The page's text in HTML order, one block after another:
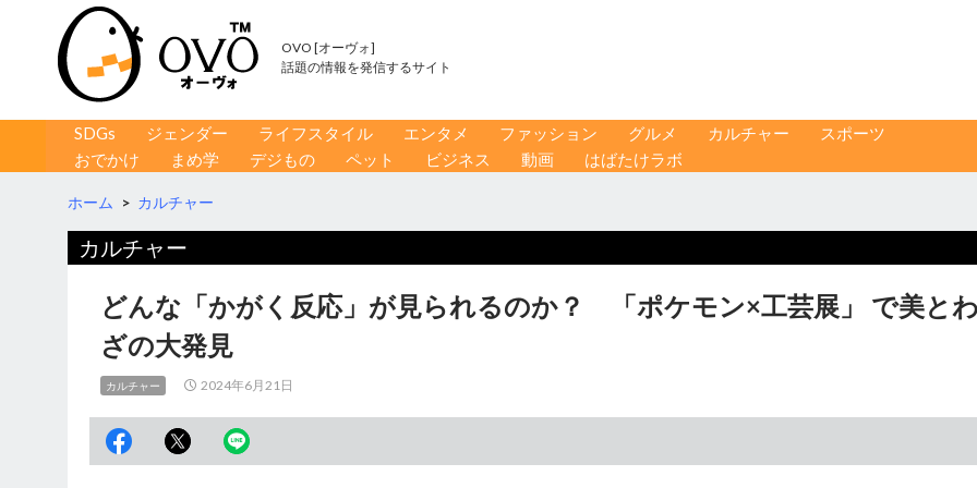
OVO [オーヴォ]
話題の情報を発信するサイト
コンテンツへ移動
SDGs ジェンダー ライフスタイル エンタメ ファッション グルメ カルチャー
スポーツ
おでかけ
まめ学 デジもの ペット ビジネス 動画 はばたけラボ
ホーム > カルチャー
カルチャー
どんな「かがく反応」が見られるのか？ 「ポケモン×工芸展」 で美と
ざの大発見
カルチャー 2024年6月21日